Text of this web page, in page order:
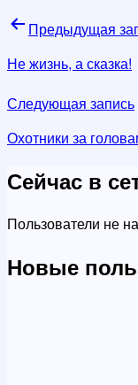
Навигация
по
Предыдущая
Не жизнь, а сказка!
Следующая запись
Охотники за
Сейчас в
Пользователи не
Новые